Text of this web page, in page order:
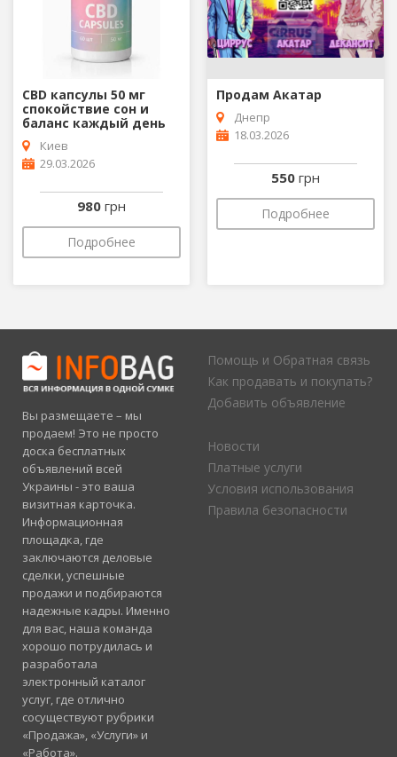
CBD капсулы 50 мг
спокойствие сон и
баланс каждый день
Киев
29.03.2026
980 грн
Подробнее
Продам Акатаp
Днепр
18.03.2026
550 грн
Подробнее
Вы размещаете – мы
продаем! Это не просто
доска бесплатных
объявлений всей
Украины - это ваша
визитная карточка.
Информационная
площадка, где
заключаются деловые
сделки, успешные
продажи и подбираются
надежные кадры. Именно
для вас, наша команда
хорошо потрудилась и
разработала
электронный каталог
услуг, где отлично
сосуществуют рубрики
«Продажа», «Услуги» и
«Работа».
Помощь и Обратная связь
Как продавать и покупать?
Добавить объявление
Новости
Платные услуги
Условия использования
Правила безопасности